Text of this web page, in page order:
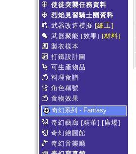
使徒突襲任務資料
烈焰見習騎士團資料
武器改造模擬 [細工]
武器聚能 [效果] [材料]
製衣樣本
打鐵設計圖
可生產物品
料理食譜
角色稱號
食物效果
奇幻系列 - Fantasy
奇幻藝廊 [精華] [廣場]
奇幻繪圖館
奇幻音樂廳